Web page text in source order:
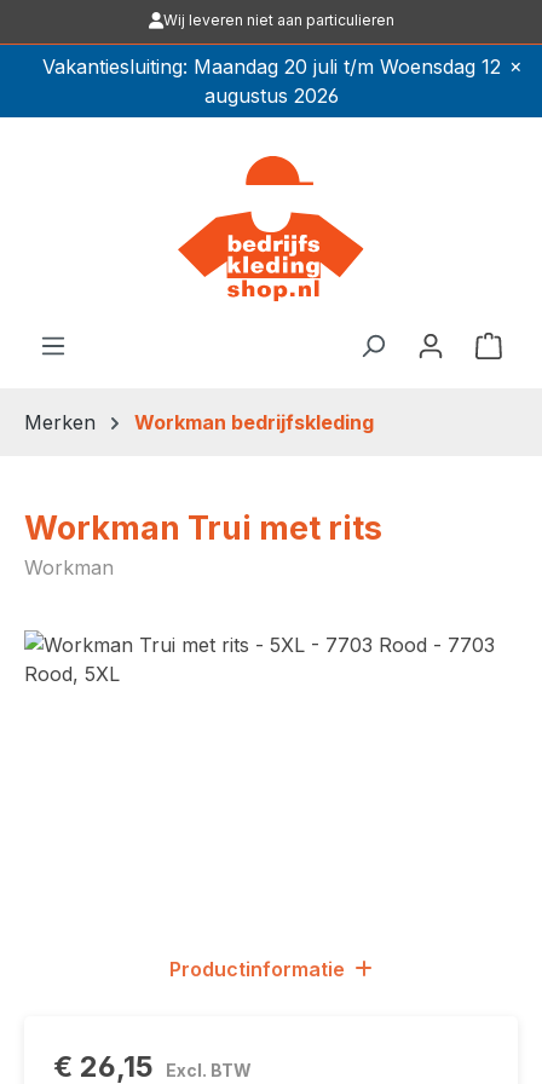
Ga naar de hoofdinhoudWij leveren niet aan particulieren
Vakantiesluiting: Maandag 20 juli t/m Woensdag 12
augustus 2026
×
Merken Workman bedrijfskleding
Workman Trui met rits
Workman
Afbeeldingengalerij overslaan
Productinformatie
€ 26,15 Excl. BTW